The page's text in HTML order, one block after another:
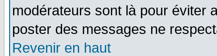
modérateurs sont là pour éviter
poster des messages ne
Revenir en haut